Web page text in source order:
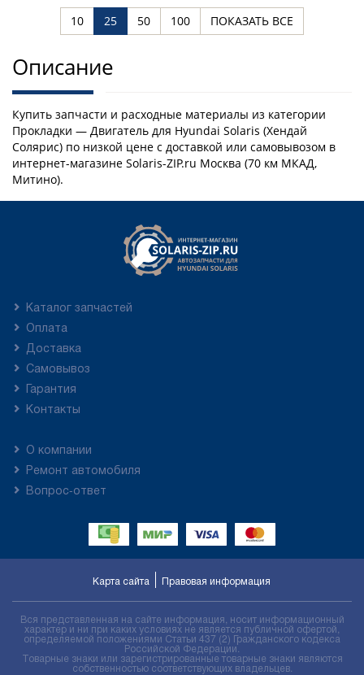
10 25 50 100 ПОКАЗАТЬ ВСЕ
Описание
Купить запчасти и расходные материалы из категории
Прокладки — Двигатель для Hyundai Solaris (Хендай
Солярис) по низкой цене с доставкой или самовывозом в
интернет-магазине Solaris-ZIP.ru Москва (70 км МКАД,
Митино).
Каталог запчастей
Оплата
Доставка
Самовывоз
Гарантия
Контакты
О компании
Ремонт автомобиля
Вопрос-ответ
Карта сайта Правовая информация
Вся представленная на сайте информация, носит информационный
характер и ни при каких условиях не является публичной офертой,
определяемой положениями Статьи 437 (2) Гражданского кодекса
Российской Федерации.
Товарные знаки или зарегистрированные товарные знаки являются
собственностью соответствующих владельцев.